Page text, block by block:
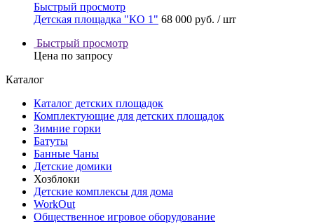
Быстрый просмотр
Детская площадка "КО 1" 68 000 руб. / шт
Быстрый просмотр
Цена по запросу
Каталог
Каталог детских площадок
Комплектующие для детских площадок
Зимние горки
Батуты
Банные Чаны
Детские домики
Хозблоки
Детские комплексы для дома
WorkOut
Общественное игровое оборудование